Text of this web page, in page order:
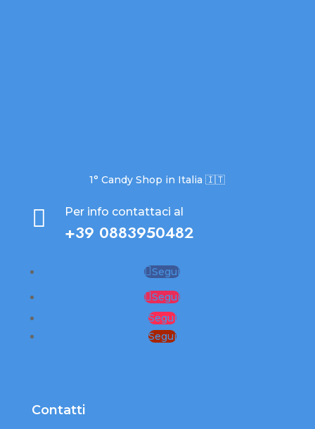
1° Candy Shop in Italia 🇮🇹
 Per info contattaci al
+39 0883950482
Segui
Segui
Segui
Segui
Contatti